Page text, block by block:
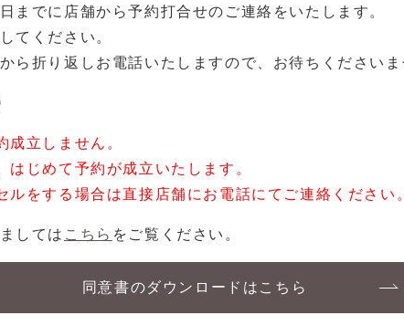
までに店舗から予約打合せのご連絡をいたします。
てください。
ら折り返しお電話いたしますので、お待ちください
立しません。
じめて予約が成立いたします。
ルをする場合は直接店舗にお電話にてご連絡ください
しては こちら をご覧ください。
同意書のダウンロードはこちら